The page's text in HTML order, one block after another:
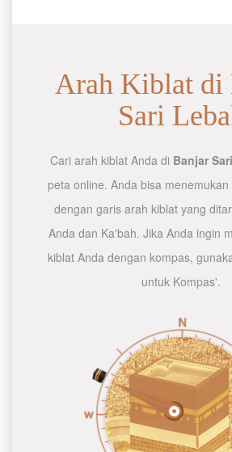
Arah Kiblat di
Sari
Cari arah kiblat Anda di Banjar
peta online. Anda bisa
dengan garis arah kiblat yang
Anda dan Ka'bah. Jika Anda ingin
kiblat Anda dengan kompas,
untuk Kompas'.